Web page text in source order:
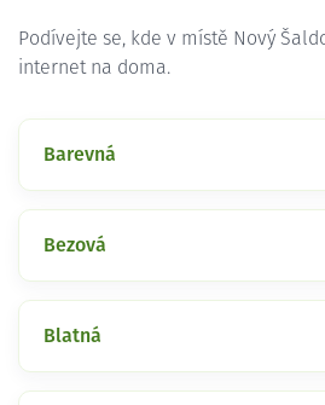
Podívejte se, kde v místě Nový
internet na doma.
Barevná
Bezová
Blatná